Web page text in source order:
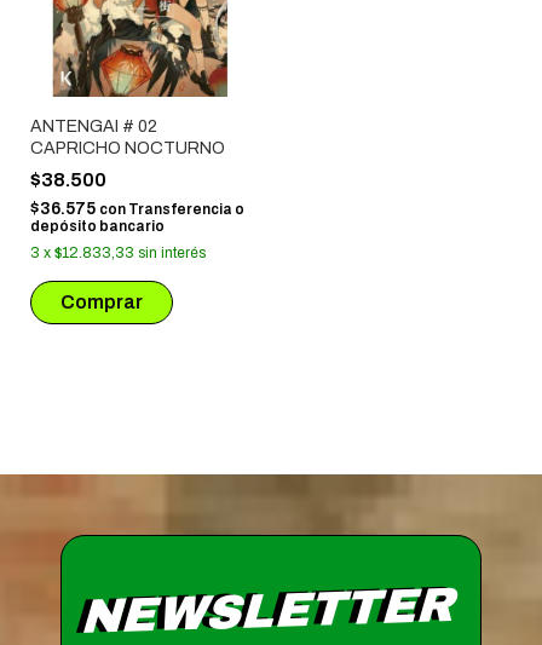
ANTENGAI # 02
CAPRICHO NOCTURNO
$38.500
$36.575 con Transferencia o
depósito bancario
3 x $12.833,33 sin interés
NEWSLETTER